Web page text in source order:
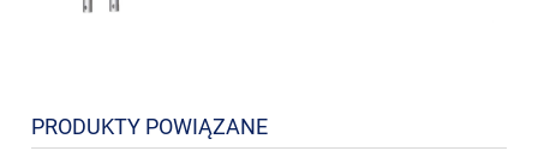
PRODUKTY POWIĄZANE